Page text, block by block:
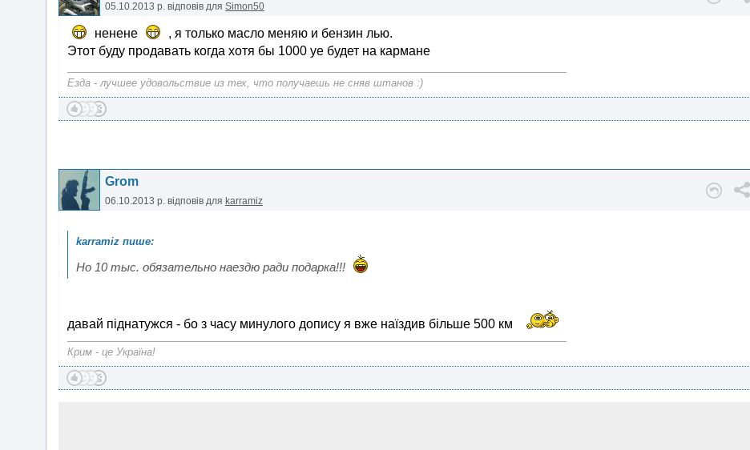
05.10.2013 р. відповів для Simon50
ненене
, я только масло меняю и бензин лью.
Этот буду продавать когда хотя бы 1000 уе будет на кармане
Езда - лучшее удовольствие из тех, что получаешь не сняв штанов :)
Grom
06.10.2013 р. відповів для karramiz
Но 10 тыс. обязательно наездю ради подарка!!!
давай піднатужся - бо з часу минулого допису я вже наїздив більше 500 км
Крим - це Україна!